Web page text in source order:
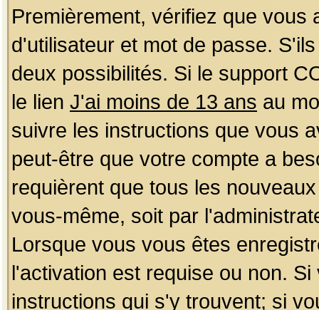
Premièrement, vérifiez que
d'utilisateur et mot de passe.
deux possibilités. Si le support
le lien J'ai moins de 13 ans au
suivre les instructions que vous
peut-être que votre compte a
requièrent que tous les
vous-même, soit par
Lorsque vous vous êtes
l'activation est requise ou non.
instructions qui s'y trouvent; si